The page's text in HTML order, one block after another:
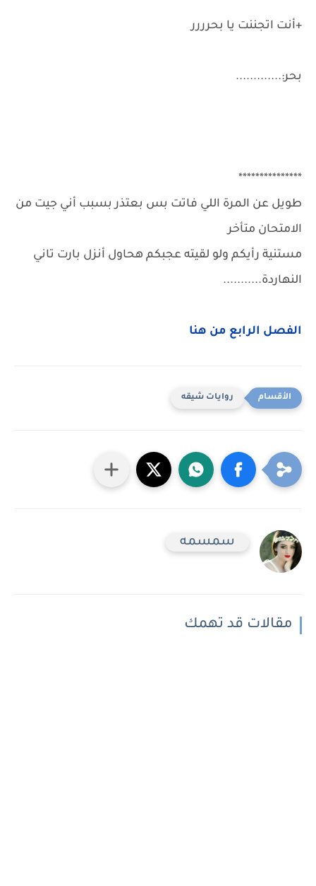
+أنت اتجننت يا بحرررر
بحر:.............
***************
طويل عن المرة اللي فاتت بس بعتذر بسبب أني جيت من
الامتحان متأخر
مستنية رأيكم ولو لقيته عجبكم هحاول أنزل بارت تاني
النهاردة...........
الفصل الرابع من هنا
روايات شيقه
سمسمه
مقالات قد تهمك